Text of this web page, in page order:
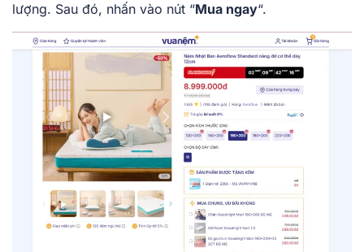
lượng. Sau đó, nhấn vào nút “Mua ngay“.